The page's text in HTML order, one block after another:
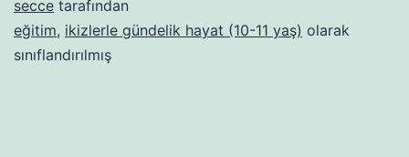
secce tarafından
eğitim, ikizlerle gündelik hayat (10-11 yaş) olarak
sınıflandırılmış